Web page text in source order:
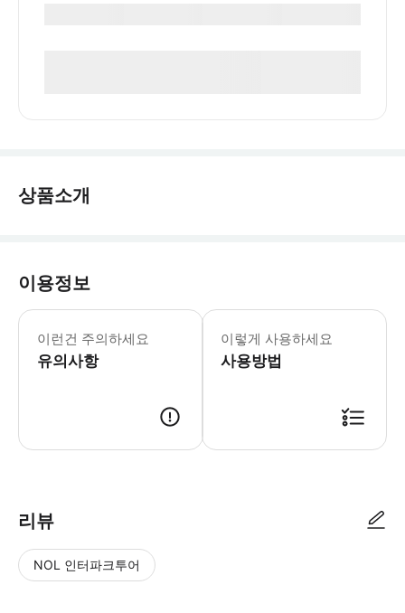
상품소개
이용정보
이런건 주의하세요
유의사항
만송서원은 서호 남쪽 가장자리 봉황
이렇게 사용하세요
사용방법
리뷰
NOL 인터파크투어